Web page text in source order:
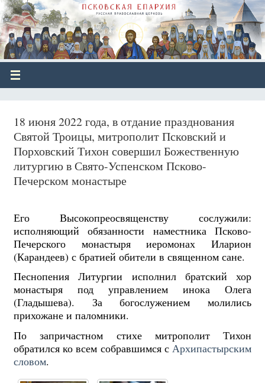
18 июня 2022 года, в отдание празднования
Святой Троицы, митрополит Псковский и
Порховский Тихон совершил Божественную
литургию в Свято-Успенском Псково-
Печерском монастыре
Его Высокопреосвященству сослужили:
исполняющий обязанности наместника Псково-
Печерского монастыря иеромонах Иларион
(Карандеев) с братией обители в священном сане.
Песнопения Литургии исполнил братский хор
монастыря под управлением инока Олега
(Гладышева). За богослужением молились
прихожане и паломники.
По запричастном стихе митрополит Тихон
обратился ко всем собравшимся с Архипастырским
словом.